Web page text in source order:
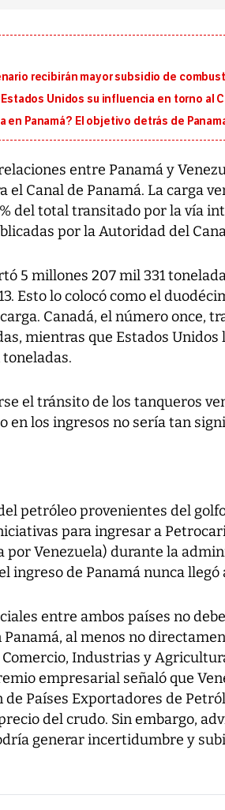
recibirán mayor subsidio de
Unidos su influencia en torno al
en Panamá? El objetivo detrás de
entre Panamá y
Canal de Panamá. La carga
del total transitado por la vía
por la Autoridad del
5 millones 207 mil 331
Esto lo colocó como el
Canadá, el número once,
mientras que Estados
toneladas.
el tránsito de los tanqueros
en los ingresos no sería tan
petróleo provenientes del
para ingresar a
Venezuela) durante la
ingreso de Panamá nunca llegó
entre ambos países no
al menos no
Industrias y
empresarial señaló que
Países Exportadores de
del crudo. Sin embargo,
generar incertidumbre y
Entre recuerdos
da Silva,
candidatura...